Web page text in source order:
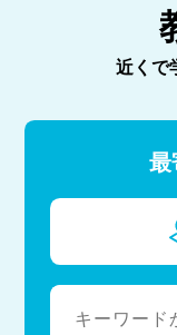
近くで
最